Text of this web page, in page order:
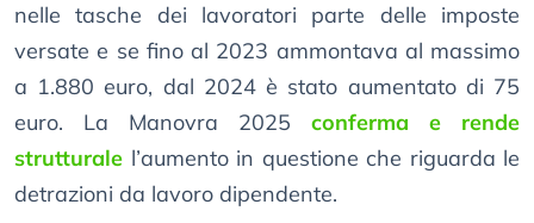
nelle tasche dei lavoratori parte delle imposte
versate e se fino al 2023 ammontava al massimo
a 1.880 euro, dal 2024 è stato aumentato di 75
euro. La Manovra 2025 conferma e rende
strutturale l’aumento in questione che riguarda le
detrazioni da lavoro dipendente.